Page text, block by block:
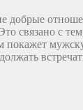
добрые
связано с